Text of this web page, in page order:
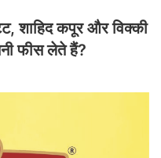
शाहिद कपूर और विक्की
फीस लेते हैं?